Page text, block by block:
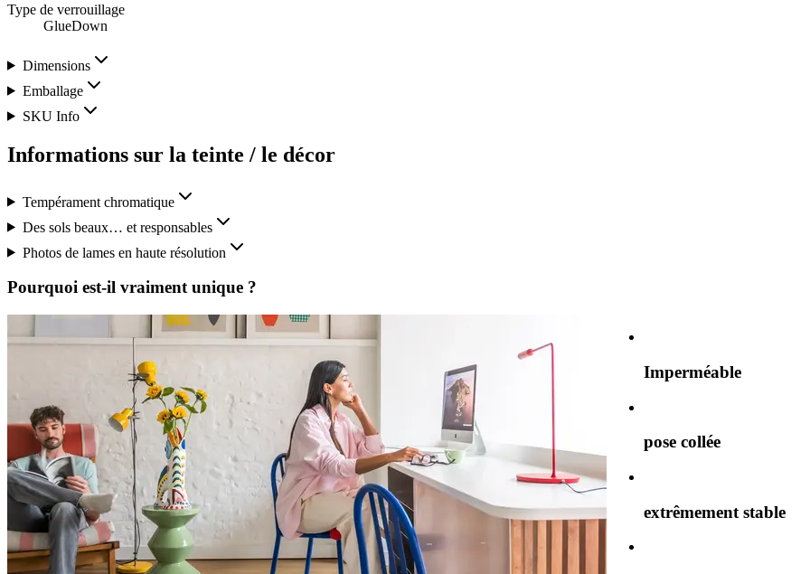
Type de verrouillage
GlueDown
Dimensions
Emballage
SKU Info
Informations sur la teinte / le décor
Tempérament chromatique
Des sols beaux… et responsables
Photos de lames en haute résolution
Pourquoi est-il vraiment unique ?
Imperméable
pose collée
extrêmement stable